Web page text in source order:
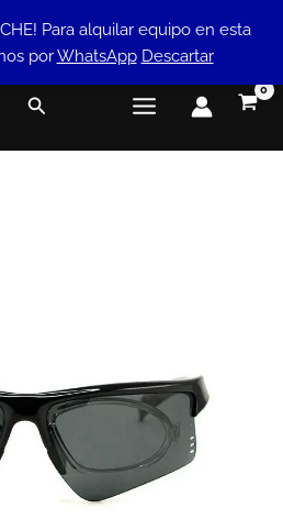
Para alquilar equipo en esta
porWhatsApp Descartar
Buscar